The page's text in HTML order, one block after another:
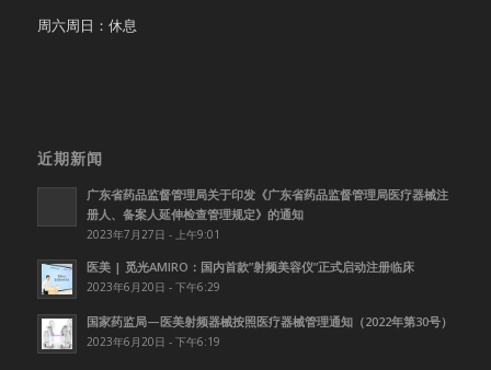
周六周日：休息
近期新闻
广东省药品监督管理局关于印发《广东省药品监督管理局医疗器械注
册人、备案人延伸检查管理规定》的通知
2023年7月27日 - 上午9:01
医美 | 觅光AMIRO：国内首款”射频美容仪”正式启动注册临床
2023年6月20日 - 下午6:29
国家药监局—医美射频器械按照医疗器械管理通知（2022年第30号）
2023年6月20日 - 下午6:19